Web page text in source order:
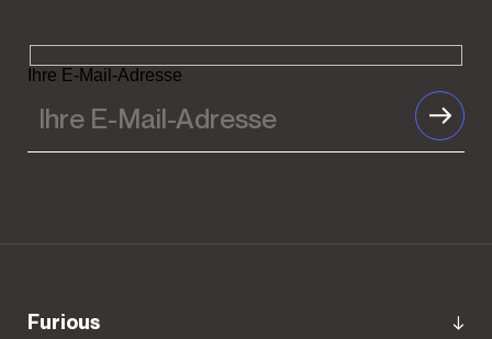
Ihre E-Mail-Adresse
Furious